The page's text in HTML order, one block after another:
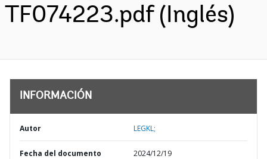
TF074223.pdf (Inglés)
INFORMACIÓN
Autor LEGKL;
Fecha del documento 2024/12/19